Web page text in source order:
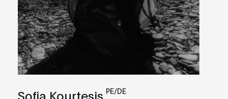
Sofia Kourtesis PE/DE